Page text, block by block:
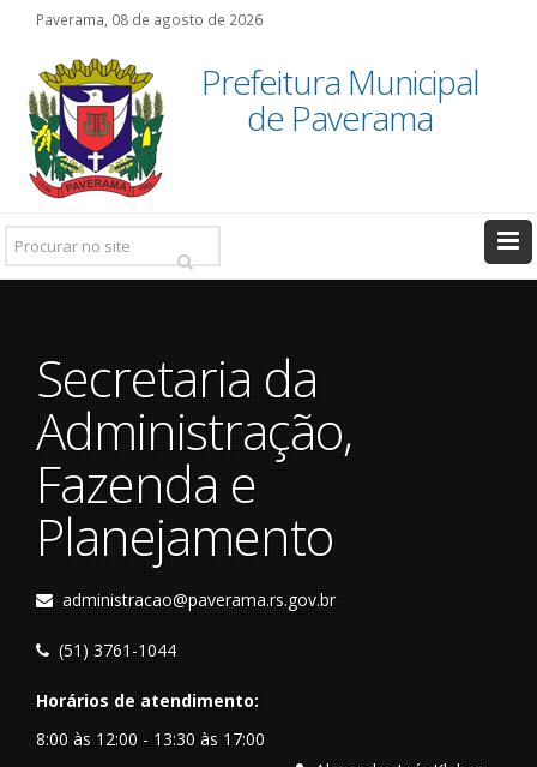
Paverama, 08 de agosto de 2026
Prefeitura Municipal
de Paverama
Pesquisar:
Secretaria da
Administração,
Fazenda e
Planejamento
administracao@paverama.rs.gov.br
(51) 3761-1044
Horários de atendimento:
8:00 às 12:00 - 13:30 às 17:00